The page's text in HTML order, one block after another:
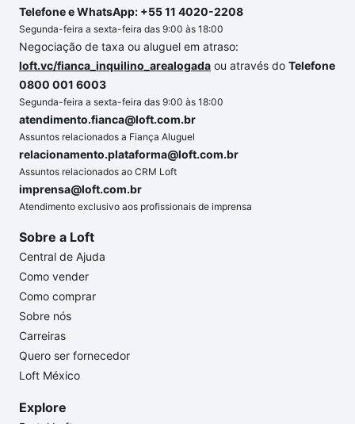
Telefone e WhatsApp: +55 11 4020-2208
Segunda-feira a sexta-feira das 9:00 às 18:00
Negociação de taxa ou aluguel em atraso:
loft.vc/fianca_inquilino_arealogada ou através do Telefone
0800 001 6003
Segunda-feira a sexta-feira das 9:00 às 18:00
atendimento.fianca@loft.com.br
Assuntos relacionados a Fiança Aluguel
relacionamento.plataforma@loft.com.br
Assuntos relacionados ao CRM Loft
imprensa@loft.com.br
Atendimento exclusivo aos profissionais de imprensa
Sobre a Loft
Central de Ajuda
Como vender
Como comprar
Sobre nós
Carreiras
Quero ser fornecedor
Loft México
Explore